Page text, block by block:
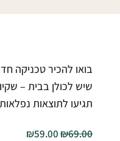
בואו להכיר טכניקה
שיש לכולן בבית –
תגיעו לתוצאות
₪69.00
המחיר₪59.00 המחיר